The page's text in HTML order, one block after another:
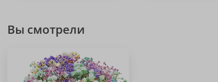
Вы смотрели